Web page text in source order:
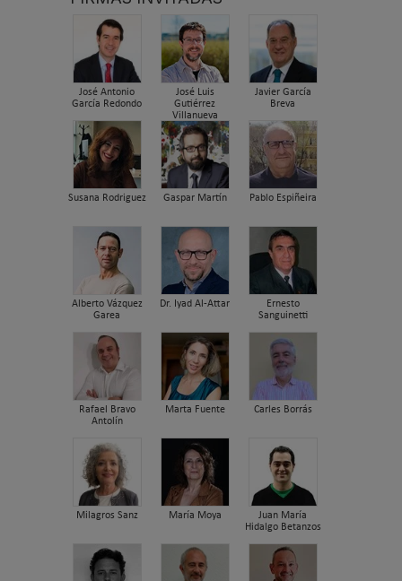
José Antonio
García Redondo
José Luis
Gutiérrez
Villanueva
Javier García
Breva
Susana Rodriguez Gaspar Martín Pablo Espiñeira
Alberto Vázquez
Garea
Dr. Iyad Al-Attar
Ernesto
Sanguinetti
Rafael Bravo
Antolín
Marta Fuente Carles Borrás
Milagros Sanz María Moya
Juan María
Hidalgo Betanzos